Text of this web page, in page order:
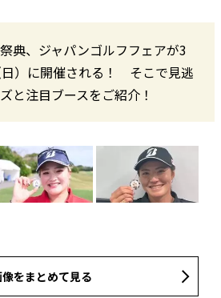
典、ジャパンゴルフフェアが3
）に開催される！ そこで見逃
と注目ブースをご紹介！
をまとめて見る